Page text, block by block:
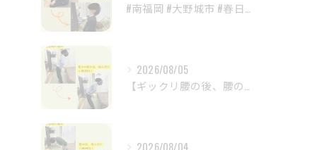
2026/08/05
2026/08/04